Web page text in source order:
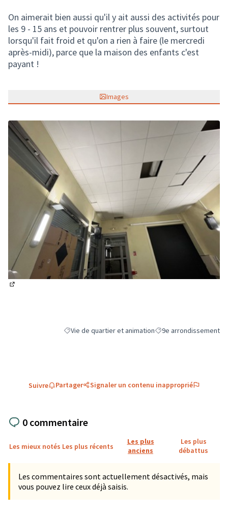
On aimerait bien aussi qu'il y ait aussi des activités pour
les 9 - 15 ans et pouvoir rentrer plus souvent, surtout
lorsqu'il fait froid et qu'on a rien à faire (le mercredi
après-midi), parce que la maison des enfants c'est
payant !
Images
Filtrer les résultats de la catégorie : Vie de quartier et
Vie de quartier et animationFiltrer les résultats
9e arrondissement
Suivre Partager Signaler un contenu inapproprié
0 commentaire
Les mieux notés Les plus récents
Les plus
anciens
Les plus
débattus
Les commentaires sont actuellement désactivés, mais
vous pouvez lire ceux déjà saisis.